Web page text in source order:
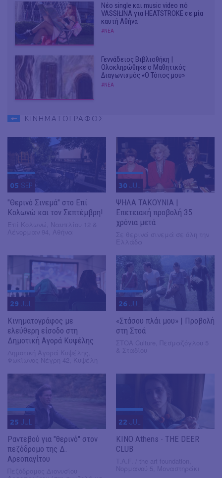
Νέο single και music video πό
VASSIŁINA για HEATSTROKE σε μία
καυτή Αθήνα
#ΝΕΑ
Γεννάδειος Βιβλιοθήκη |
Ολοκληρώθηκε ο Μαθητικός
Διαγωνισμός «Ο Τόπος μου»
#ΝΕΑ
ΚΙΝΗΜΑΤΟΓΡΑΦΟΣ
05 SEP
"Θερινό Σινεμά" στο Επί
Κολωνώ και τον Σεπτέμβρη!
30 JUL
ΨΗΛΑ ΤΑΚΟΥΝΙΑ |
Επετειακή προβολή 35
χρόνια μετά
29 JUL
Κινηματογράφος με
ελεύθερη είσοδο στη
Δημοτική Αγορά Κυψέλης
26 JUL
«Στάσου πλάι μου» | Προβολή
στη Στοά
25 JUL
Ραντεβού για "θερινό" στον
πεζόδρομο της Δ.
Αρεοπαγίτου
22 JUL
KINO Athens - THE DEER
CLUB